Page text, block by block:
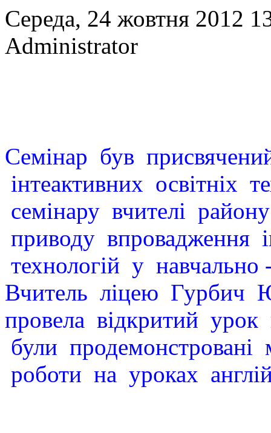
Середа, 24 жовтня 2012
Administrator
Семінар був
інтеактивних освітніх
семінару вчителі
приводу впровадження
технологій у
Вчитель ліцею Гурбич
провела відкритий урок
були продемонстровані
роботи на уроках